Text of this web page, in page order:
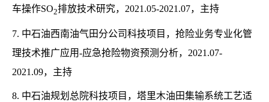
车操作SO2排放技术研究，2021.05-2021.07，主持
7. 中石油西南油气田分公司科技项目，抢险业务专业化管
理技术推广应用-应急抢险物资预测分析，2021.07-
2021.09，主持
8. 中石油规划总院科技项目，塔里木油田集输系统工艺适